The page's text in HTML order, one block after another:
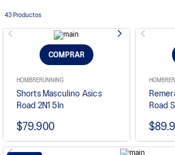
43 Productos
COMPRAR
HOMBRERUNNING
Shorts Masculino Asics
Road 2N1 5In
$79.900
HOMBRE
Road